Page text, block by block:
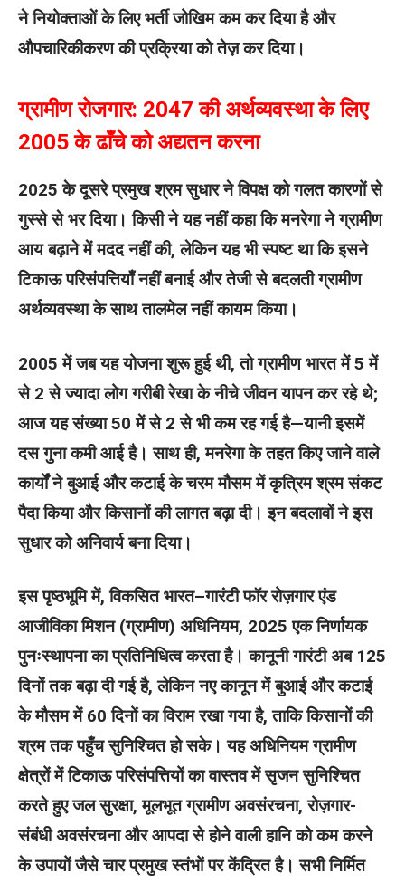
ने नियोक्ताओं के लिए भर्ती जोखिम कम कर दिया है और
औपचारिकीकरण की प्रक्रिया को तेज़ कर दिया।
ग्रामीण रोजगार: 2047 की अर्थव्यवस्था के लिए
2005 के ढाँचे को अद्यतन करना
2025 के दूसरे प्रमुख श्रम सुधार ने विपक्ष को गलत कारणों से
गुस्से से भर दिया। किसी ने यह नहीं कहा कि मनरेगा ने ग्रामीण
आय बढ़ाने में मदद नहीं की, लेकिन यह भी स्पष्ट था कि इसने
टिकाऊ परिसंपत्तियाँ नहीं बनाई और तेजी से बदलती ग्रामीण
अर्थव्यवस्था के साथ तालमेल नहीं कायम किया।
2005 में जब यह योजना शुरू हुई थी, तो ग्रामीण भारत में 5 में
से 2 से ज्‍यादा लोग गरीबी रेखा के नीचे जीवन यापन कर रहे थे;
आज यह संख्या 50 में से 2 से भी कम रह गई है—यानी इसमें
दस गुना कमी आई है। साथ ही, मनरेगा के तहत किए जाने वाले
कार्यों ने बुआई और कटाई के चरम मौसम में कृत्रिम श्रम संकट
पैदा किया और किसानों की लागत बढ़ा दी। इन बदलावों ने इस
सुधार को अनिवार्य बना दिया।
इस पृष्ठभूमि में, विकसित भारत–गारंटी फॉर रोज़गार एंड
आजीविका मिशन (ग्रामीण) अधिनियम, 2025 एक निर्णायक
पुनःस्थापना का प्रतिनिधित्व करता है। कानूनी गारंटी अब 125
दिनों तक बढ़ा दी गई है, लेकिन नए कानून में बुआई और कटाई
के मौसम में 60 दिनों का विराम रखा गया है, ताकि किसानों की
श्रम तक पहुँच सुनिश्चित हो सके। यह अधिनियम ग्रामीण
क्षेत्रों में टिकाऊ परिसंपत्तियों का वास्‍तव में सृजन सुनिश्चित
करते हुए जल सुरक्षा, मूलभूत ग्रामीण अवसंरचना, रोज़गार-
संबंधी अवसंरचना और आपदा से होने वाली हानि को कम करने
के उपायों जैसे चार प्रमुख स्तंभों पर केंद्रित है। सभी निर्मित